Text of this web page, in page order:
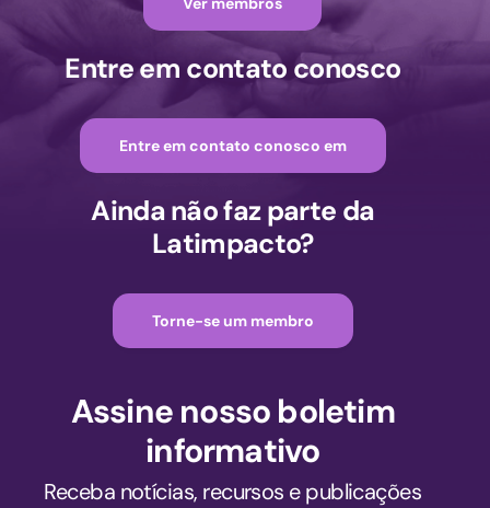
Entre em contato conosco
Entre em contato conosco em
Ainda não faz parte da
Latimpacto?
Torne-se um membro
Assine nosso boletim
informativo
Receba notícias, recursos e publicações